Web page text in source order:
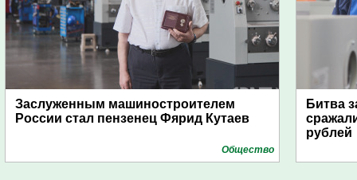
Заслуженным машиностроителем
России стал пензенец Фярид Кутаев
Общество
Битва
рублей